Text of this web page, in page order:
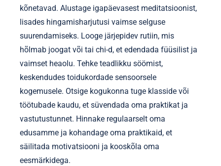
kõnetavad. Alustage igapäevasest meditatsioonist,
lisades hingamisharjutusi vaimse selguse
suurendamiseks. Looge järjepidev rutiin, mis
hõlmab joogat või tai chi-d, et edendada füüsilist ja
vaimset heaolu. Tehke teadlikku söömist,
keskendudes toidukordade sensoorsele
kogemusele. Otsige kogukonna tuge klasside või
töötubade kaudu, et süvendada oma praktikat ja
vastutustunnet. Hinnake regulaarselt oma
edusamme ja kohandage oma praktikaid, et
säilitada motivatsiooni ja kooskõla oma
eesmärkidega.